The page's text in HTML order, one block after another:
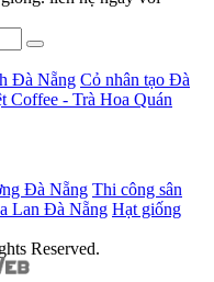
Đà Nẵng Cỏ nhân tạo Đà
Coffee - Trà Hoa Quán
Đà Nẵng Thi công sân
Lan Đà Nẵng Hạt giống
Reserved.